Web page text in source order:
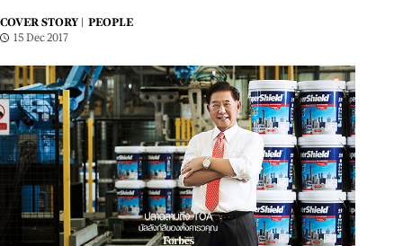
COVER STORY |
PEOPLE
15 Dec 2017